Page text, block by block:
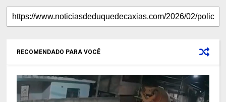
RECOMENDADO PARA VOCÊ